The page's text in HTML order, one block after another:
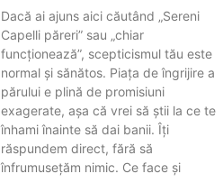
Dacă ai ajuns aici căutând „Sereni
Capelli păreri” sau „chiar
funcționează”, scepticismul tău este
normal și sănătos. Piața de îngrijire a
părului e plină de promisiuni
exagerate, așa că vrei să știi la ce te
înhami înainte să dai banii. Îți
răspundem direct, fără să
înfrumusețăm nimic. Ce face și